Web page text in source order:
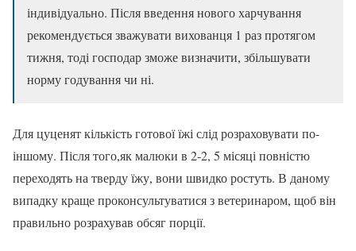
індивідуально. Після введення нового харчування
рекомендується зважувати вихованця 1 раз протягом
тижня, тоді господар зможе визначити, збільшувати
норму годування чи ні.
Для цуценят кількість готової їжі слід розраховувати по-
іншому. Після того,як малюки в 2-2, 5 місяці повністю
переходять на тверду їжу, вони швидко ростуть. В даному
випадку краще проконсультуватися з ветеринаром, щоб він
правильно розрахував обсяг порції.